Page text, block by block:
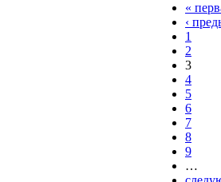
«
‹
1
2
3
4
5
6
7
8
9
…